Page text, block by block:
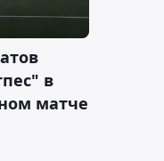
в
матче